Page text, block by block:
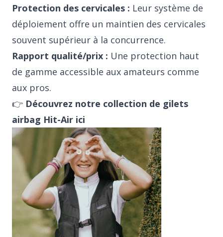
Protection des cervicales : Leur système de
déploiement offre un maintien des cervicales
souvent supérieur à la concurrence.
Rapport qualité/prix : Une protection haut
de gamme accessible aux amateurs comme
aux pros.
👉 Découvrez notre collection de gilets
airbag Hit-Air ici